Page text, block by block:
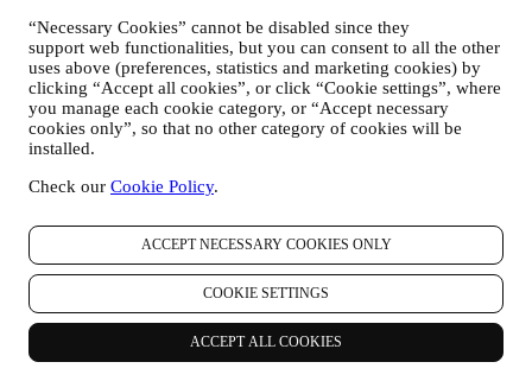
“Necessary Cookies” cannot be disabled since they
support web functionalities, but you can consent to all the other
uses above (preferences, statistics and marketing cookies) by
clicking “Accept all cookies”, or click “Cookie settings”, where
you manage each cookie category, or “Accept necessary
cookies only”, so that no other category of cookies will be
installed.
Check our Cookie Policy.
ACCEPT NECESSARY COOKIES ONLY
COOKIE SETTINGS
ACCEPT ALL COOKIES
een Le Creuset-account heeft, via het Mijn account-gedeelte
van de Website.Afmelden: U kunt het ontvangen van onze
marketingcommunicatie of updates te allen tijde kosteloos
stopzetten via de methoden die bij de communicatie worden
weergegeven (om u bijvoorbeeld af te melden voor de
nieuwsbrief kunt u klikken op de afmeldlink onderaan elke e-
mail). Als u een Le Creuset account hebt, kunt u eenvoudig
uw marketingvoorkeuren beheren. Als u onze
marketingactiviteiten wilt stopzetten, kunt u in ieder geval een
e-mail sturen naarprivacy@lecreuset.com. Wij zullen uw
afmelding zo spoedig mogelijk verwerken, maar in sommige
gevallen kunt u nog enkele berichten ontvangen totdat de
afmelding volledig is verwerkt.
Weet dat wij uw contactgegevens en andere
persoonsgegevens niet doorgeven of verkopen aan andere
bedrijven voor hun marketingdoeleinden.